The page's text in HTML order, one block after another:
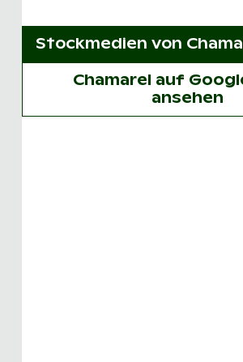
Stockmedien von
Chamarel auf
ansehen